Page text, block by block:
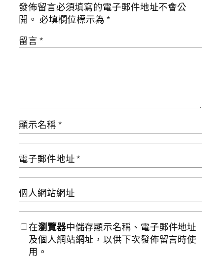
發佈留言必須填寫的電子郵件地址不會公
開。 必填欄位標示為*
留言*
顯示名稱*
電子郵件地址*
個人網站網址
在瀏覽器中儲存顯示名稱、電子郵件地址
及個人網站網址，以供下次發佈留言時使
用。